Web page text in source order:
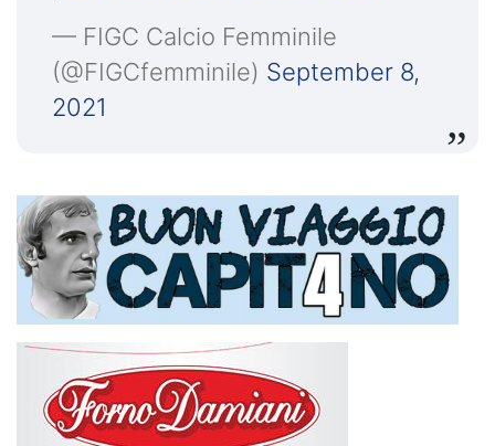
— FIGC Calcio Femminile
(@FIGCfemminile) September 8,
2021